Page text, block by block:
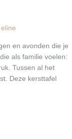
eline
en avonden die je
als familie voelen:
Tussen al het
Deze kersttafel